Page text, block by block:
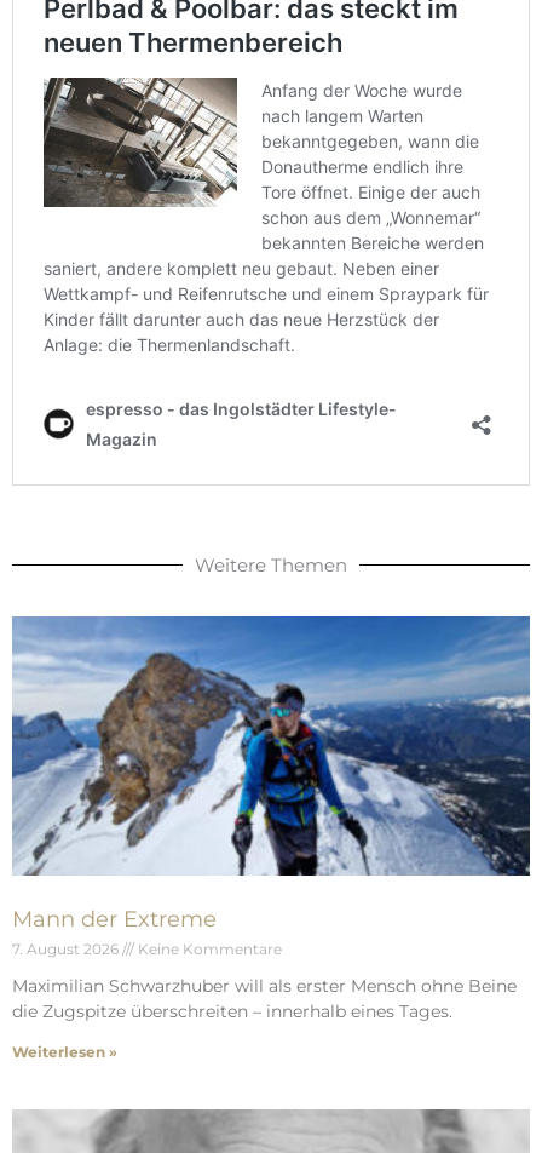
Weitere Themen
Mann der Extreme
7. August 2026 Keine Kommentare
Maximilian Schwarzhuber will als erster Mensch ohne Beine
die Zugspitze überschreiten – innerhalb eines Tages.
Weiterlesen »